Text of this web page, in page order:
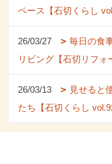
ペース【石切くらし
26/03/27
毎日の食
リビング【石切リフォ
26/03/13
見せると
たち【石切くらし